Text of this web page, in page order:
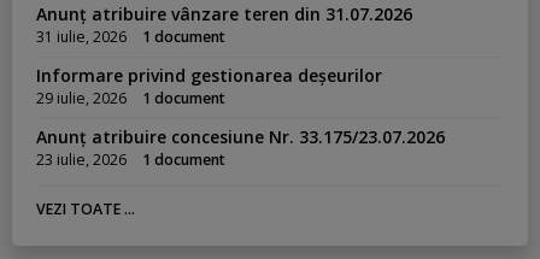
Anunț atribuire vânzare teren din 31.07.2026
31 iulie, 2026 1 document
Informare privind gestionarea deșeurilor
29 iulie, 2026 1 document
Anunț atribuire concesiune Nr. 33.175/23.07.2026
23 iulie, 2026 1 document
VEZI TOATE ...